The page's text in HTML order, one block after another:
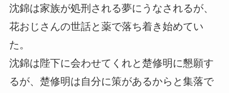
沈錦は家族が処刑される夢にうなされるが、
花おじさんの世話と薬で落ち着き始めてい
た。
沈錦は陛下に会わせてくれと楚修明に懇願す
るが、楚修明は自分に策があるからと集落で